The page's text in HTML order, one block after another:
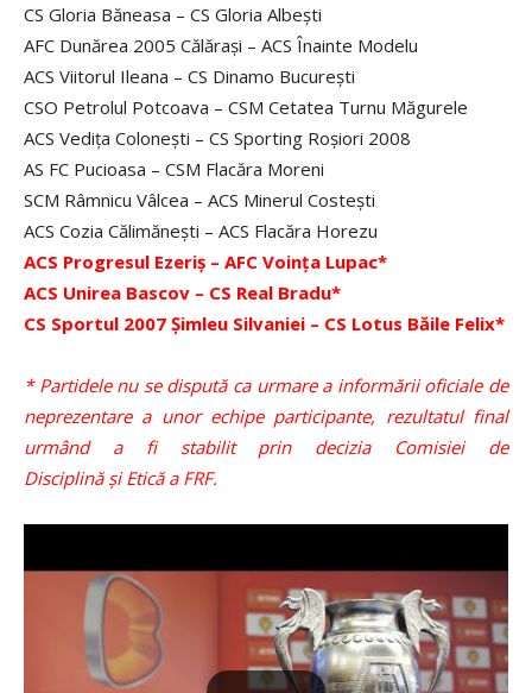
CS Gloria Băneasa – CS Gloria Albeşti
AFC Dunărea 2005 Călăraşi – ACS Înainte Modelu
ACS Viitorul Ileana – CS Dinamo Bucureşti
CSO Petrolul Potcoava – CSM Cetatea Turnu Măgurele
ACS Vediţa Coloneşti – CS Sporting Roşiori 2008
AS FC Pucioasa – CSM Flacăra Moreni
SCM Râmnicu Vâlcea – ACS Minerul Costeşti
ACS Cozia Călimăneşti – ACS Flacăra Horezu
ACS Progresul Ezeriş – AFC Voinţa Lupac*
ACS Unirea Bascov – CS Real Bradu*
CS Sportul 2007 Şimleu Silvaniei – CS Lotus Băile Felix*
* Partidele nu se dispută ca urmare a informării oficiale de
neprezentare a unor echipe participante, rezultatul final
urmând a fi stabilit prin decizia Comisiei de
Disciplină și Etică a FRF.